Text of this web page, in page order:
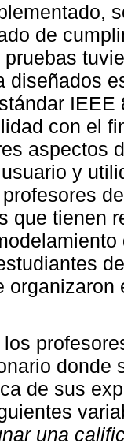
de
diseñados
con el
aspectos
y
que tienen
los
donde
de sus
una